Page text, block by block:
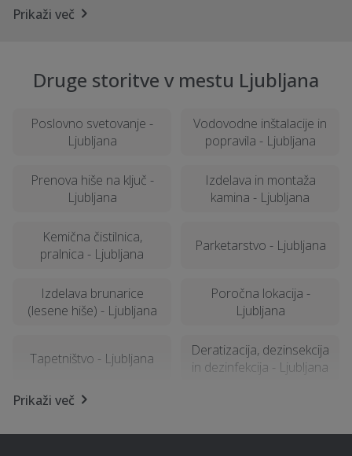
Prikaži več
Druge storitve v mestu Ljubljana
Poslovno svetovanje -
Ljubljana
Vodovodne inštalacije in
popravila - Ljubljana
Prenova hiše na ključ -
Ljubljana
Izdelava in montaža
kamina - Ljubljana
Kemična čistilnica,
pralnica - Ljubljana
Parketarstvo - Ljubljana
Izdelava brunarice
(lesene hiše) - Ljubljana
Poročna lokacija -
Ljubljana
Tapetništvo - Ljubljana
Deratizacija, dezinsekcija
in dezinfekcija - Ljubljana
Prikaži več